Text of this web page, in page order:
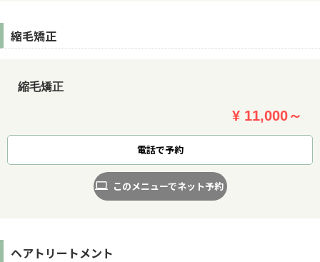
縮毛矯正
縮毛矯正
¥ 11,000～
電話で予約
このメニューでネット予約
ヘアトリートメント